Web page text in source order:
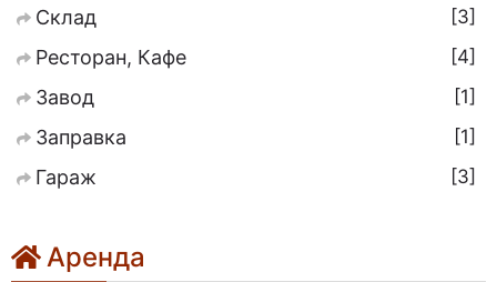
Склад
3
Ресторан, Кафе
4
Завод
1
Заправка
1
Гараж
3
Аренда